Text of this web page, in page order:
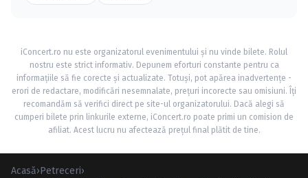
iConcert.ro nu este organizatorul evenimentului și nu vinde bilete. Rolul
nostru este strict informativ. Depunem eforturi constante pentru ca
informațiile să fie corecte și actualizate. Totuși, pot apărea inadvertențe -
erori de redactare, modificări nesemnalate, prețuri incorecte sau omisiuni. Îți
recomandăm să verifici direct pe site-ul organizatorului. Dacă alegi să
cumperi bilete prin linkurile externe, iConcert.ro poate primi un comision de
afiliat. Acest lucru nu afectează prețul final plătit de tine.
Acasă›Petreceri›